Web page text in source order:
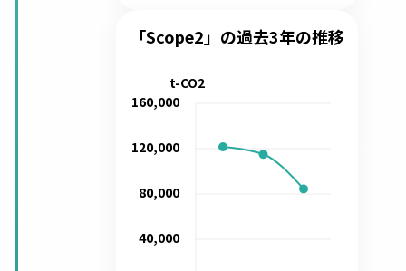
「Scope2」の過去3年の推移
40,000
80,000
120,000
160,000
t-CO2